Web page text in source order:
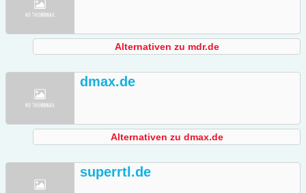
Alternativen zu mdr.de
dmax.de
Alternativen zu dmax.de
superrtl.de